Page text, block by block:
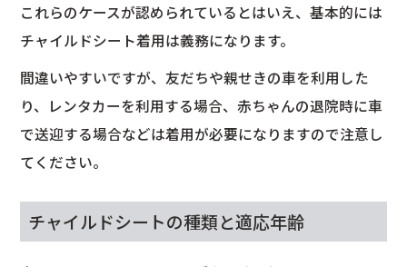
これらのケースが認められているとはいえ、基本的には
チャイルドシート着用は義務になります。
間違いやすいですが、友だちや親せきの車を利用した
り、レンタカーを利用する場合、赤ちゃんの退院時に車
で送迎する場合などは着用が必要になりますので注意し
てください。
チャイルドシートの種類と適応年齢